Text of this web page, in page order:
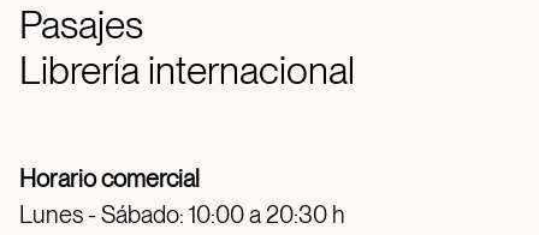
Pasajes
Librería internacional
Horario comercial
Lunes - Sábado: 10:00 a 20:30 h